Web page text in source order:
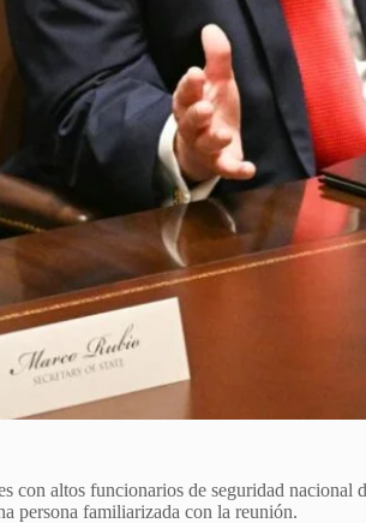
con altos funcionarios de seguridad nacional
persona familiarizada con la reunión.